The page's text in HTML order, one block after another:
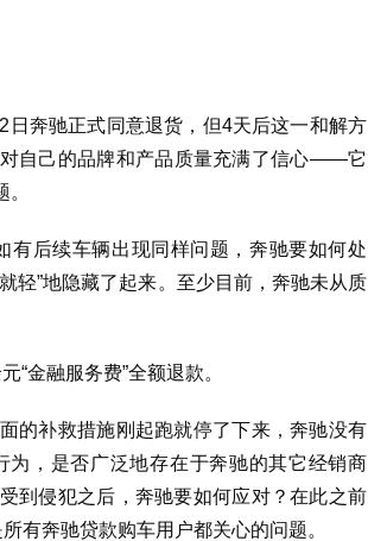
奔驰正式同意退货，但4天后这一和解方
对自己的品牌和产品质量充满了信心——它
有后续车辆出现同样问题，奔驰要如何处
”地隐藏了起来。至少目前，奔驰未从质
金融服务费”全额退款。
的补救措施刚起跑就停了下来，奔驰没有
，是否广泛地存在于奔驰的其它经销商
到侵犯之后，奔驰要如何应对？在此之前
有奔驰贷款购车用户都关心的问题。